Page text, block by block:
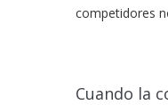
competidores
Cuando la